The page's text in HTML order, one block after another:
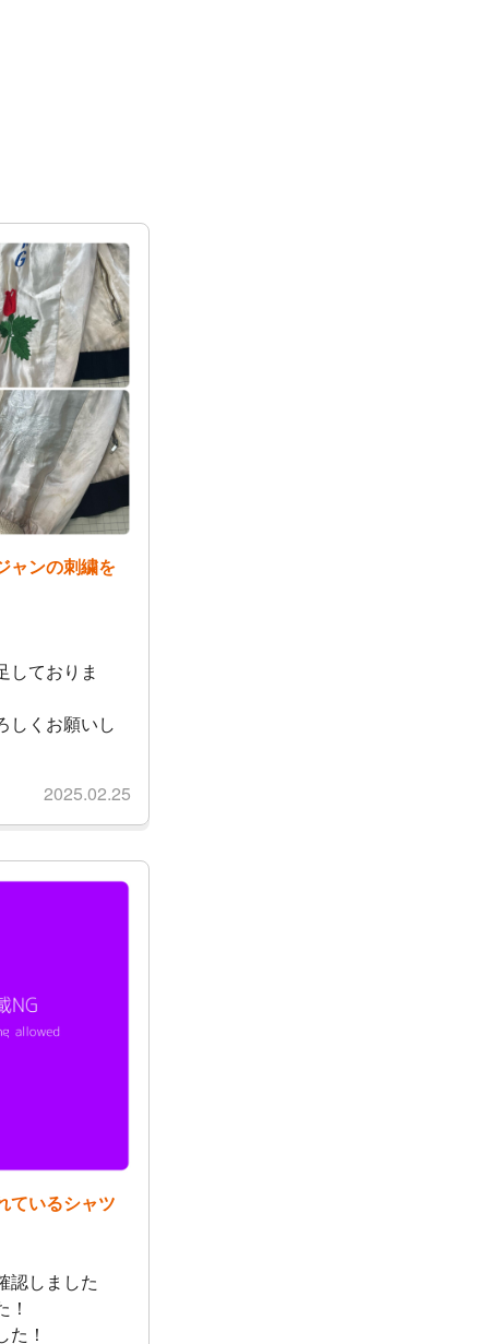
ャンの刺繍を
しておりま
しくお願いし
2025.02.25
ているシャツ
認しました
！